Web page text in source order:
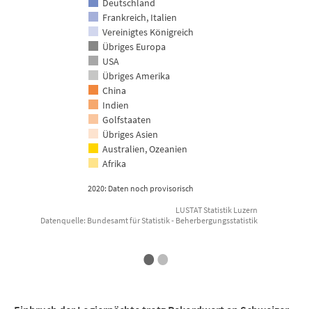
2020: Daten noch provisorisch
Deutschland
Frankreich, Italien
Vereinigtes Königreich
Übriges Europa
USA
Übriges Amerika
China
Indien
Golfstaaten
Übriges Asien
Australien, Ozeanien
Afrika
LUSTAT Statistik Luzern
Datenquelle: Bundesamt für Statistik - Beherbergungsstatistik
••